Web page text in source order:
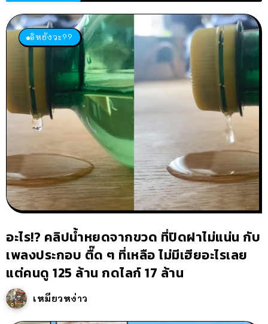
อิหยังวะ??
อะไร!? คลิปน้ำหยดจากขวด ที่ปิดฝาไม่แน่น กับ
เพลงประกอบ ตื๊ด ๆ ที่เหลือ ไม่มีเฮียอะไรเลย
แต่คนดู 125 ล้าน กดไลก์ 17 ล้าน
เหมียวหง่าว